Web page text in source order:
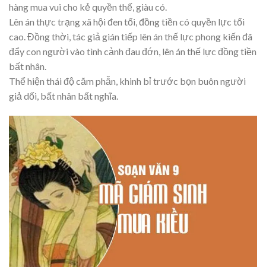
hàng mua vui cho kẻ quyền thế, giàu có.
Lên án thực trạng xã hội đen tối, đồng tiền có quyền lực tối
cao. Đồng thời, tác giả gián tiếp lên án thế lực phong kiến đã
đẩy con người vào tình cảnh đau đớn, lên án thế lực đồng tiền
bất nhân.
Thể hiện thái độ căm phẫn, khinh bỉ trước bọn buôn người
giả dối, bất nhân bất nghĩa.